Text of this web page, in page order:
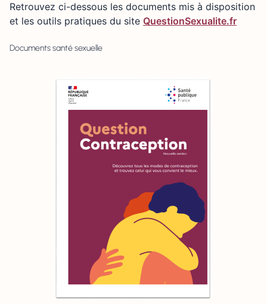
Retrouvez ci-dessous les documents mis à disposition
et les outils pratiques du site QuestionSexualite.fr
Documents santé sexuelle